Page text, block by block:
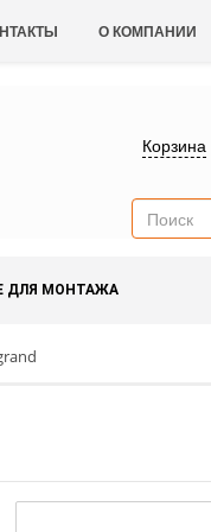
О КОМПАНИИ
Корзина
ДЛЯ МОНТАЖА